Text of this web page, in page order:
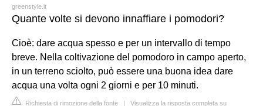
greenstyle.it
Quante volte si devono innaffiare i pomodori?
Cioè: dare acqua spesso e per un intervallo di tempo
breve. Nella coltivazione del pomodoro in campo aperto,
in un terreno sciolto, può essere una buona idea dare
acqua una volta ogni 2 giorni e per 10 minuti.
Richiesta di rimozione della fonte | Visualizza la risposta completa su